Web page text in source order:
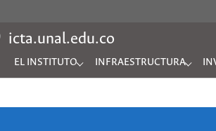
icta.unal.edu.co
EL INSTITUTO
Submenu for "EL INSTITUTO"
INFRAESTRUCTURA
Submenu for